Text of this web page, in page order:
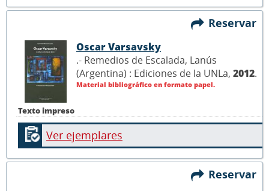
Reservar
Texto impreso
Oscar Varsavsky
.- Remedios de Escalada, Lanús
(Argentina) : Ediciones de la UNLa, 2012.
Material bibliográfico en formato papel.
Ver ejemplares
Reservar